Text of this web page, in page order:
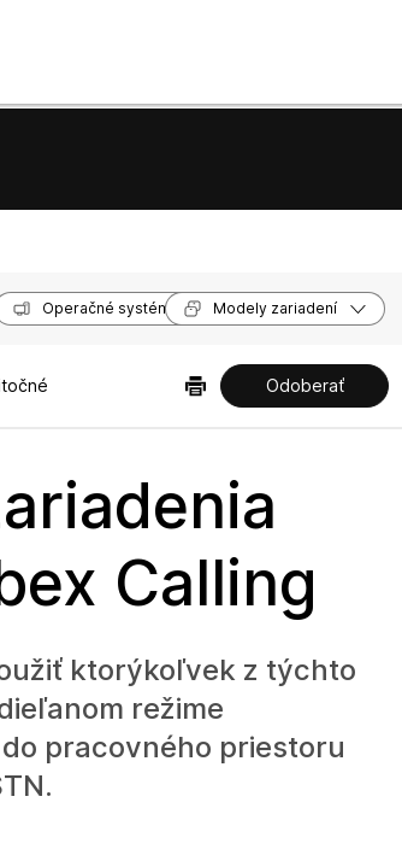
Operačné systémy Modely zariadení
Odoberať
Calling
ktorýkoľvek z týchto
režime
pracovného priestoru